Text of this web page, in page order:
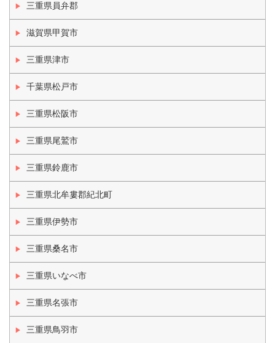
三重県員弁郡
滋賀県甲賀市
三重県津市
千葉県松戸市
三重県松阪市
三重県尾鷲市
三重県鈴鹿市
三重県北牟婁郡紀北町
三重県伊勢市
三重県桑名市
三重県いなべ市
三重県名張市
三重県鳥羽市